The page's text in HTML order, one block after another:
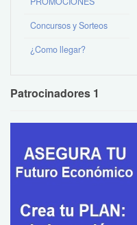
Concursos y Sorteos
¿Como llegar?
Patrocinadores 1